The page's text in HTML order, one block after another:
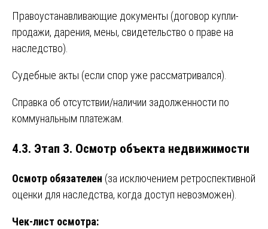
Правоустанавливающие документы (договор купли-
продажи, дарения, мены, свидетельство о праве на
наследство).
Судебные акты (если спор уже рассматривался).
Справка об отсутствии/наличии задолженности по
коммунальным платежам.
4.3. Этап 3. Осмотр объекта недвижимости
Осмотр обязателен (за исключением ретроспективной
оценки для наследства, когда доступ невозможен).
Чек-лист осмотра: